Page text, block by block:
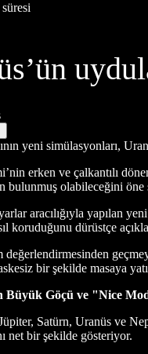
yeni simülasyonları,
erken ve çalkantılı
bulunmuş olabileceğini öne
aracılığıyla yapılan
koruduğunu dürüstçe
değerlendirmesinden
bir şekilde masaya
Büyük Göçü ve "Nice
Satürn, Uranüs ve
net bir şekilde gösteriyor.